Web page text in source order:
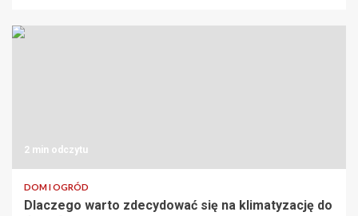
2 min odczytu
DOM I OGRÓD
Dlaczego warto zdecydować się na klimatyzację do